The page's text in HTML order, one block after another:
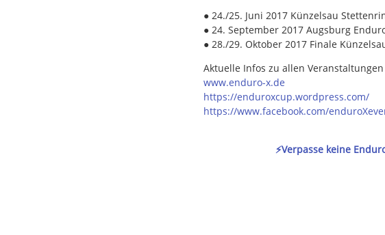
● 24./25. Juni 2017 Künzelsau
● 24. September 2017 Augsburg
● 28./29. Oktober 2017 Finale
Aktuelle Infos zu allen
www.enduro-x.de
https://enduroxcup.wordpress.com/
https://www.facebook.com/
⚡️Verpasse keine